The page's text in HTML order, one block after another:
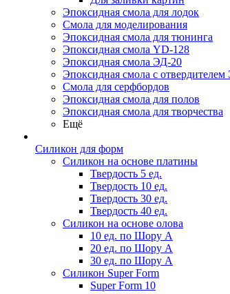
Эпоксидная смола для лодок
Смола для моделирования
Эпоксидная смола для тюнинга
Эпоксидная смола YD-128
Эпоксидная смола ЭД-20
Эпоксидная смола с
Смола для серфбордов
Эпоксидная смола для полов
Эпоксидная смола для творчества
Ещё
Силикон для форм
Силикон на основе платины
Твердость 5 ед.
Твердость 10 ед.
Твердость 30 ед.
Твердость 40 ед.
Силикон на основе олова
10 ед. по Шору А
20 ед. по Шору А
30 ед. по Шору А
Силикон Super Form
Super Form 10